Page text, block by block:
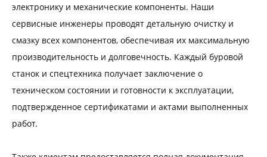
электронику и механические компоненты. Наши
сервисные инженеры проводят детальную очистку и
смазку всех компонентов, обеспечивая их максимальную
производительность и долговечность. Каждый буровой
станок и спецтехника получает заключение о
техническом состоянии и готовности к эксплуатации,
подтвержденное сертификатами и актами выполненных
работ.